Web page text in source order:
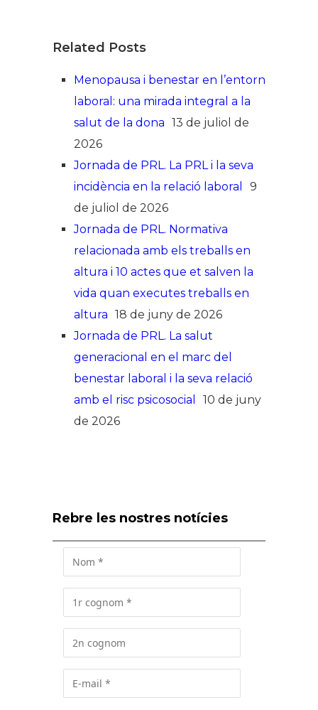
Related Posts
Menopausa i benestar en l’entorn
laboral: una mirada integral a la
salut de la dona 13 de juliol de
2026
Jornada de PRL. La PRL i la seva
incidència en la relació laboral
9
de juliol de 2026
Jornada de PRL. Normativa
relacionada amb els treballs en
altura i 10 actes que et salven la
vida quan executes treballs en
altura 18 de juny de 2026
Jornada de PRL. La salut
generacional en el marc del
benestar laboral i la seva relació
amb el risc psicosocial
10 de juny
de 2026
Rebre les nostres notícies